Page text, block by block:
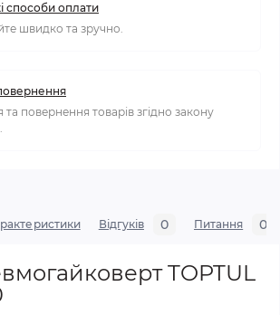
способи оплати
швидко та зручно.
та повернення товарів згідно закону
Відгуків 0 Питання 0
TOPTUL